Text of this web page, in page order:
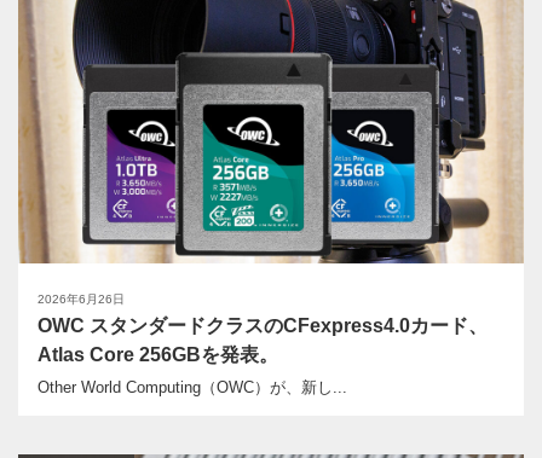
2026年6月26日
OWC スタンダードクラスのCFexpress4.0カード、
Atlas Core 256GBを発表。
Other World Computing（OWC）が、新し...